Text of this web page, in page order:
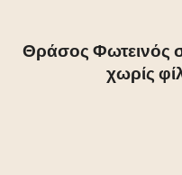
Θράσος Φωτεινός
χωρίς